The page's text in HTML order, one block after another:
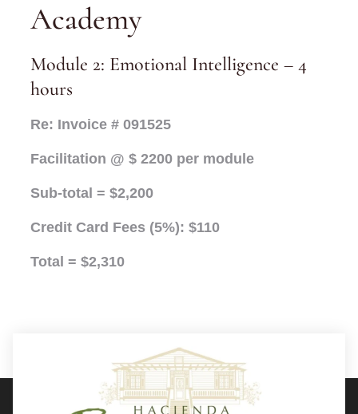
Academy
Module 2: Emotional Intelligence – 4
hours
Re: Invoice # 091525
Facilitation @ $ 2200 per module
Sub-total = $2,200
Credit Card Fees (5%): $110
Total = $2,310